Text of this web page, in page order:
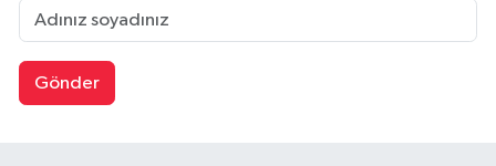
Gönder